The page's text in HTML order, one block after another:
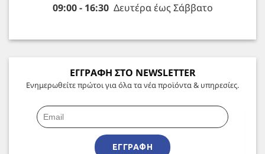
09:00 - 16:30Δευτέρα έως Σάββατο
ΕΓΓΡΑΦΗ ΣΤΟ NEWSLETTER
Ενημερωθείτε πρώτοι για όλα τα νέα προϊόντα & υπηρεσίες.
ΕΓΓΡΑΦΉ